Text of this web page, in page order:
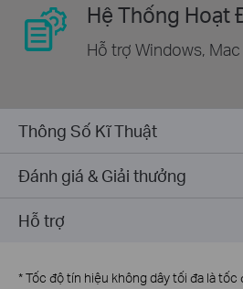
Hệ Thống Hoạt
Hỗ trợ Windows,
Thông Số Kĩ Thuật
Đánh giá & Giải thưởng
Hỗ trợ
*Tốc độ tín hiệu không dây tối đa là